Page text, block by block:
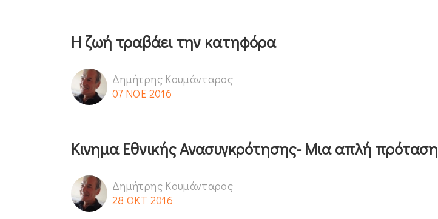
Η ζωή τραβάει την κατηφόρα
Δημήτρης Κουμάνταρος
07 ΝΟΕ 2016
Κινημα Εθνικής Ανασυγκρότησης- Μια απλή πρόταση
Δημήτρης Κουμάνταρος
28 ΟΚΤ 2016